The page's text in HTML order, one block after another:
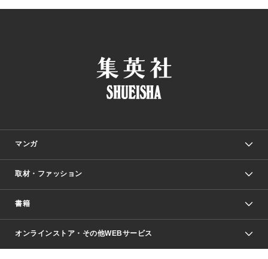
マンガ
少年マンガ
Vジャンプ
週刊ヤングジャンプ
少女マンガ
取材・ファッション
Seventeen
芸能・情報・スポーツ
書籍
文芸・文庫・総合
オンラインストア・その他WEBサービス